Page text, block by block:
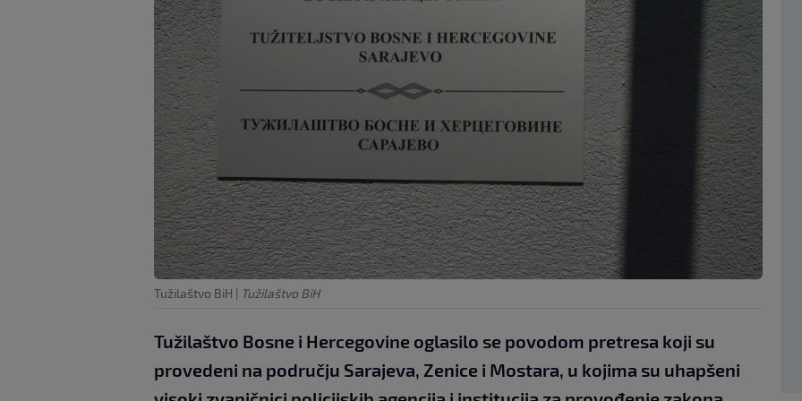
Tužilaštvo BiH | Tužilaštvo BiH
Tužilaštvo Bosne i Hercegovine oglasilo se povodom pretresa koji su
provedeni na području Sarajeva, Zenice i Mostara, u kojima su uhapšeni